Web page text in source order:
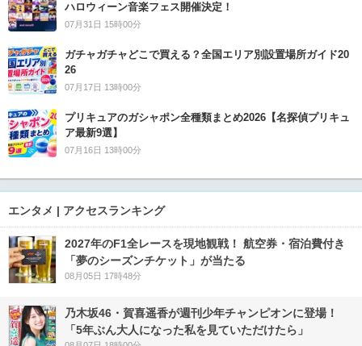
ハロウィーン音楽フェス開催決定！
07月31日 15時00分
ガチャガチャどこで買える？全国エリア別設置場所ガイド20
26
07月17日 13時00分
プリキュアのガシャポン全種類まとめ2026【名探偵プリキュ
ア最新9選】
07月16日 13時00分
エンタメ | アクセスランキング
2027年のF1全レースを現地観戦！ 航空券・宿泊費付き
「夢のシーズンチケット」が当たる
08月05日 17時48分
乃木坂46・賀喜遥香が週刊少年チャンピオンに登場！
「5年ぶん大人になった私を見ていただけたら」